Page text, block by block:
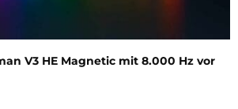
V3 HE Magnetic mit 8.000 Hz vor